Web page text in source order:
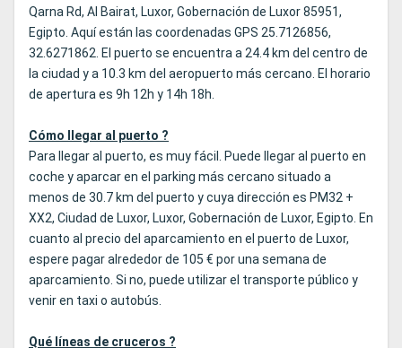
Qarna Rd, Al Bairat, Luxor, Gobernación de Luxor 85951,
Egipto. Aquí están las coordenadas GPS 25.7126856,
32.6271862. El puerto se encuentra a 24.4 km del centro de
la ciudad y a 10.3 km del aeropuerto más cercano. El horario
de apertura es 9h 12h y 14h 18h.
Cómo llegar al puerto ?
Para llegar al puerto, es muy fácil. Puede llegar al puerto en
coche y aparcar en el parking más cercano situado a
menos de 30.7 km del puerto y cuya dirección es PM32 +
XX2, Ciudad de Luxor, Luxor, Gobernación de Luxor, Egipto. En
cuanto al precio del aparcamiento en el puerto de Luxor,
espere pagar alrededor de 105 € por una semana de
aparcamiento. Si no, puede utilizar el transporte público y
venir en taxi o autobús.
Qué líneas de cruceros ?